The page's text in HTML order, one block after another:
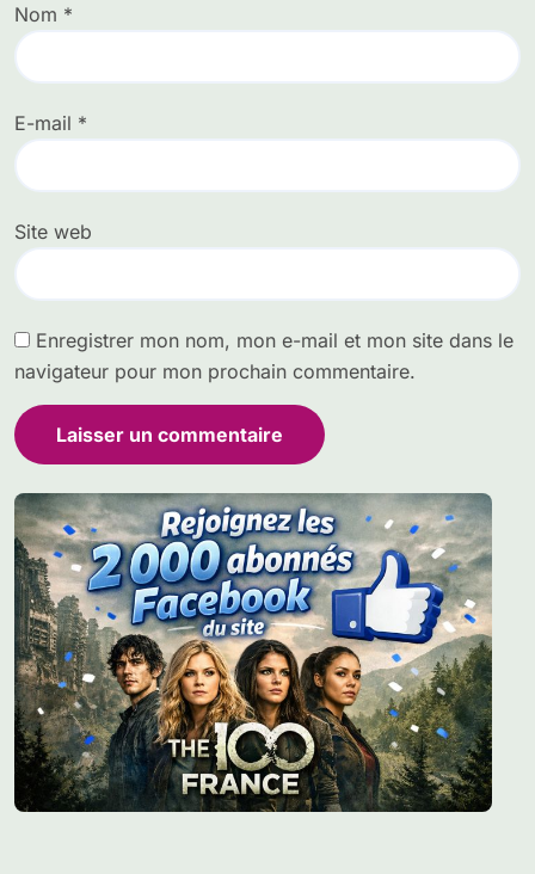
Nom *
E-mail *
Site web
Enregistrer mon nom, mon e-mail et mon site dans le
navigateur pour mon prochain commentaire.